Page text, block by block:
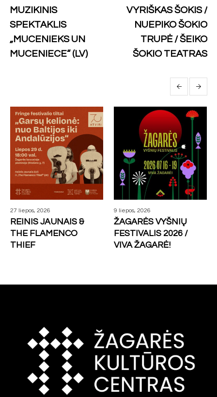
MUZIKINIS
SPEKTAKLIS
„MUCENIEKS UN
MUCENIECE“ (LV)
VYRIŠKAS ŠOKIS /
NUEPIKO ŠOKIO
TRUPĖ / ŠEIKO
ŠOKIO TEATRAS
More projects
27 liepos, 2026
REINIS JAUNAIS &
THE FLAMENCO
THIEF
9 liepos, 2026
ŽAGARĖS VYŠNIŲ
FESTIVALIS 2026 /
VIVA ŽAGARĖ!